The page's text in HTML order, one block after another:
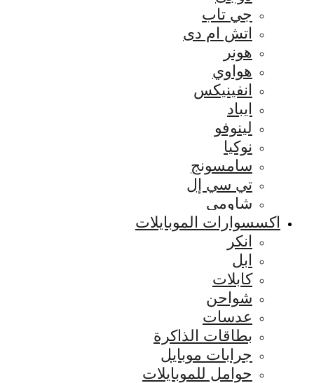
جي تاب
اتش ام دى
هونر
هواوي
انفينيكس
ايباد
لينوفو
نوكيا
سامسونج
تي سي إل
شاومي
اكسسوارات الموبايلات
انكر
ابل
كابلات
شواحن
عدسات
بطاقات الذاكرة
جرابات موبايل
حوامل للموبايلات